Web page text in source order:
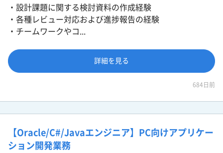
・設計課題に関する検討資料の作成経験
・各種レビュー対応および進捗報告の経験
・チームワークやコ...
詳細を見る
684日前
【Oracle/C#/Javaエンジニア】PC向けアプリケー
ション開発業務